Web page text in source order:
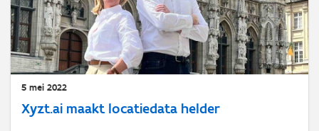
5 mei 2022
Xyzt.ai maakt locatiedata helder